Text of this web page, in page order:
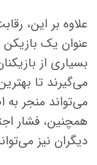
علاوه بر این،
عنوان یک
بسیاری از
می‌گیرند تا
می‌تواند منجر
همچنین، فشار
دیگران نیز